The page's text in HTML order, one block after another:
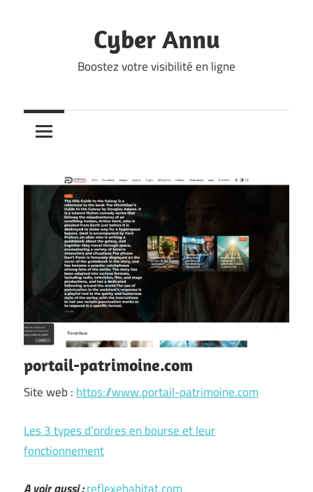
Cyber Annu
Boostez votre visibilité en ligne
portail-patrimoine.com
Site web : https://www.portail-patrimoine.com
Les 3 types d’ordres en bourse et leur
fonctionnement